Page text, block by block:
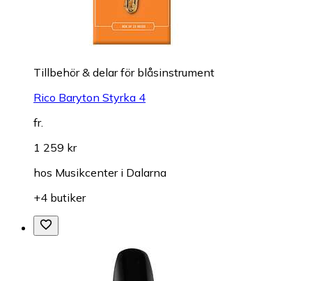
Tillbehör & delar för blåsinstrument
Rico Baryton Styrka 4
fr.
1 259 kr
hos Musikcenter i Dalarna
+4 butiker